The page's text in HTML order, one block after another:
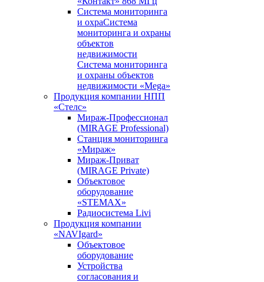
Система мониторинга
и охраСистема
мониторинга и охраны
объектов
недвижимости
Система мониторинга
и охраны объектов
недвижимости «Mega»
Продукция компании НПП
«Стелс»
Мираж-Профессионал
(MIRAGE Professional)
Станция мониторинга
«Мираж»
Мираж-Приват
(MIRAGE Private)
Объектовое
оборудование
«STEMAX»
Радиосистема Livi
Продукция компании
«NAVIgard»
Объектовое
оборудование
Устройства
согласования и